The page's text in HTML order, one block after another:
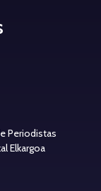
Periodistas
Elkargoa